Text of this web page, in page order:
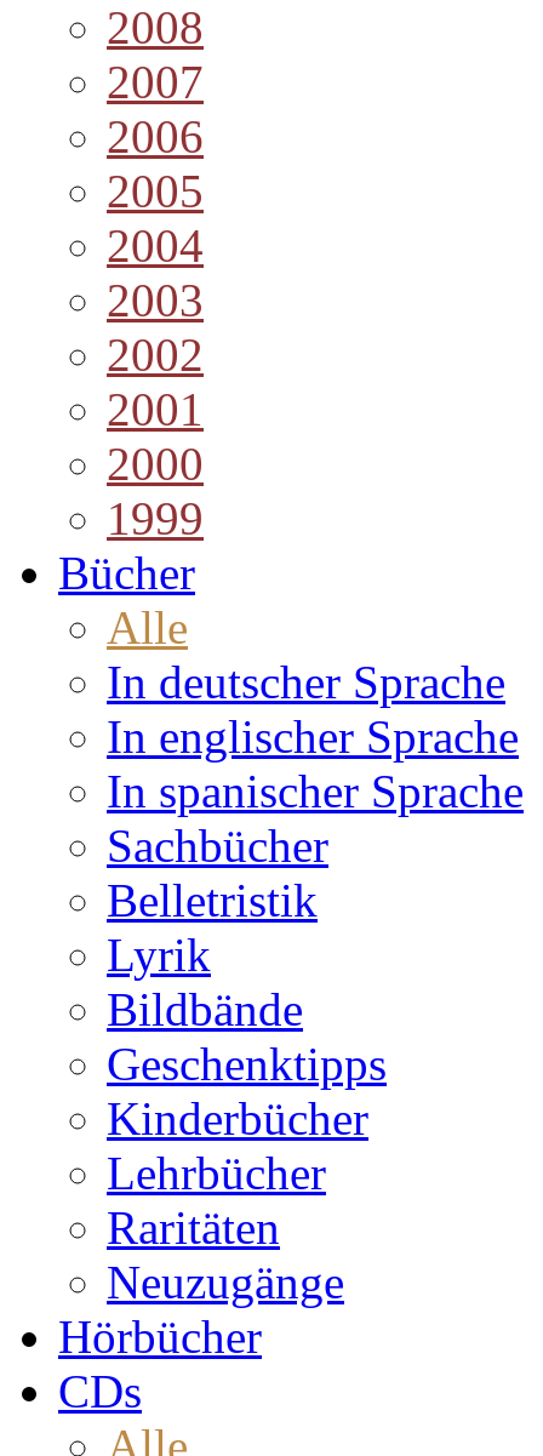
2008
2007
2006
2005
2004
2003
2002
2001
2000
1999
Bücher
Alle
In deutscher Sprache
In englischer Sprache
In spanischer Sprache
Sachbücher
Belletristik
Lyrik
Bildbände
Geschenktipps
Kinderbücher
Lehrbücher
Raritäten
Neuzugänge
Hörbücher
CDs